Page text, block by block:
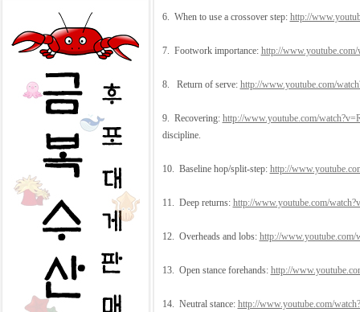
6. When to use a crossover step: http://
7. Footwork importance: http://www.youtube.com/
8. Return of serve: http://www.youtube.com/
9. Recovering: http://www.youtube.com/
discipline.
10. Baseline hop/split-step: http://
11. Deep returns: http://www.youtube.com/
12. Overheads and lobs: http://www.youtube.com/
13. Open stance forehands: http://
14. Neutral stance: http://www.youtube.com/